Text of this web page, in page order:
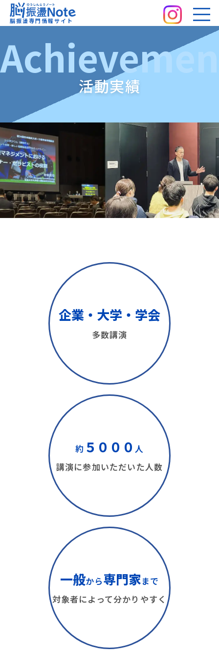
脳振盪Note｜脳振盪専門情報サイト
脳振盪専門情報サイト
活動実績
企業・大学・学会
多数講演
約 ５０００ 人
講演に参加いただいた人数
一般から専門家まで
対象者によって分かりやすく